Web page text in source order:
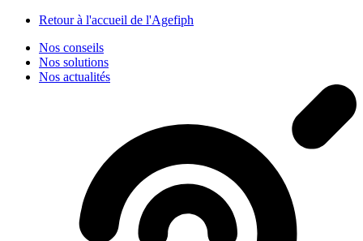
Retour à l'accueil de l'Agefiph
Nos conseils
Nos solutions
Nos actualités